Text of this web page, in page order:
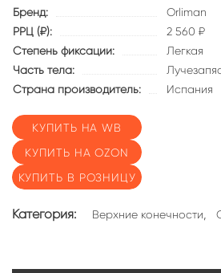
Бренд:
Orliman
РРЦ (₽):
2 560 ₽
Степень фиксации:
Легкая
Часть тела:
Страна производитель:
Испания
КУПИТЬ НА WB
КУПИТЬ НА OZON
КУПИТЬ В РОЗНИЦУ
Категория: Верхние конечности,